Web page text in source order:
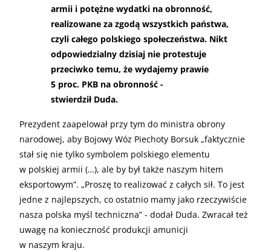
armii i potężne wydatki na obronność,
realizowane za zgodą wszystkich państwa,
czyli całego polskiego społeczeństwa. Nikt
odpowiedzialny dzisiaj nie protestuje
przeciwko temu, że wydajemy prawie
5 proc. PKB na obronność -
stwierdził Duda.
Prezydent zaapelował przy tym do ministra obrony
narodowej, aby Bojowy Wóz Piechoty Borsuk „faktycznie
stał się nie tylko symbolem polskiego elementu
w polskiej armii (…), ale by był także naszym hitem
eksportowym”. „Proszę to realizować z całych sił. To jest
jedne z najlepszych, co ostatnio mamy jako rzeczywiście
nasza polska myśl techniczna” - dodał Duda. Zwracał też
uwagę na konieczność produkcji amunicji
w naszym kraju.